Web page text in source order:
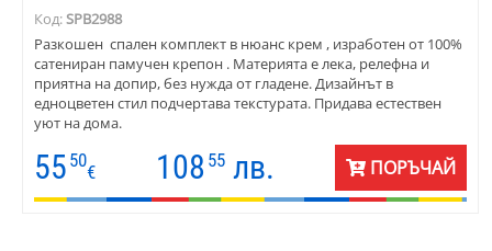
Код:SPB2988
Разкошен спален комплект в нюанс крем , изработен от 100%
сатениран памучен крепон . Материята е лека, релефна и
приятна на допир, без нужда от гладене. Дизайнът в
едноцветен стил подчертава текстурата. Придава естествен
уют на дома.
55 50
€ 108 55 лв. ПОРЪЧАЙ